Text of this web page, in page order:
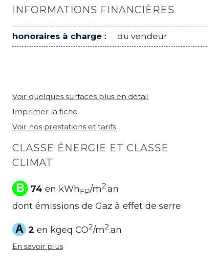
INFORMATIONS FINANCIÈRES
honoraires à charge : du vendeur
Voir quelques surfaces plus en détail
Imprimer la fiche
Voir nos prestations et tarifs
CLASSE ÉNERGIE ET CLASSE
CLIMAT
B 74 en kWhEP/m2.an
dont émissions de Gaz à effet de serre
A 2 en kgeq CO2/m2.an
En savoir plus